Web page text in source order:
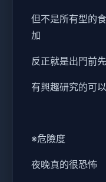
但不是所有型的
加
反正就是出門前
有興趣研究的可
※危險度
夜晚真的很恐怖